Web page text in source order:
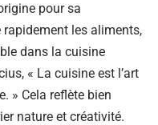
pour sa
les aliments,
dans la cuisine
« La cuisine est l’art
» Cela reflète bien
nature et créativité.